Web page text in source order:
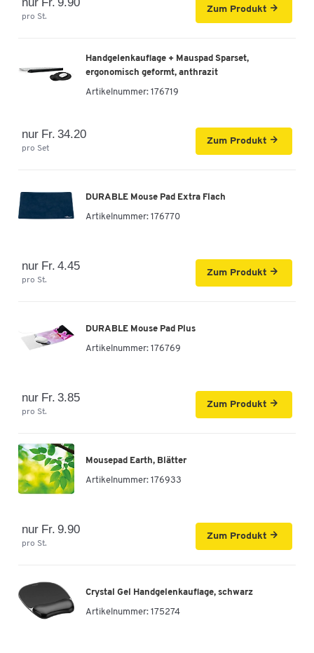
pro St.
Zum Produkt
Handgelenkauflage + Mauspad Sparset,
ergonomisch geformt, anthrazit
Artikelnummer: 176719
nur Fr. 34.20
pro Set
Zum Produkt
DURABLE Mouse Pad Extra Flach
Artikelnummer: 176770
nur Fr. 4.45
pro St.
Zum Produkt
DURABLE Mouse Pad Plus
Artikelnummer: 176769
nur Fr. 3.85
pro St.
Zum Produkt
Mousepad Earth, Blätter
Artikelnummer: 176933
nur Fr. 9.90
pro St.
Zum Produkt
Crystal Gel Handgelenkauflage, schwarz
Artikelnummer: 175274
Zum Zoomen doppeltippen